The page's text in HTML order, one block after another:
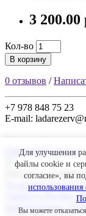
3 200.00
Кол-во
В корзину
0 отзывов /
+7 978 848 75 23
E-mail:
Обратный звонок
Рекламу в
Пользовательское
cookies и
персональных
Для улучшения
файлы cookie и
согласие», вы
Вы можете